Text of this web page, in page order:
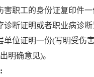
害职工的身份证复印件一
诊断证明或者职业病诊断
单位证明一份(写明受伤
明确意见)。